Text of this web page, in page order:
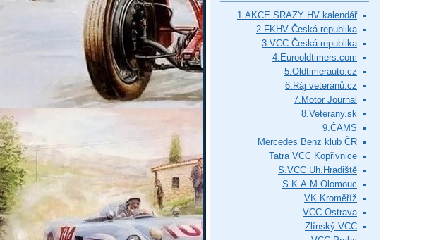
1.AKCE SRAZY HV kalendář
2.FKHV Česká republika
3.VCC Česká republika
4.Eurooldtimers.com
5.Oldtimerauto.cz
6.Ráj veteránů.cz
7.Motor Journal
8.Veterany.sk
9.ČAMS
Mercedes Benz klub ČR
Tatra VCC Kopřivnice
S.VCC Uh.Hradiště
S.K.A.M Olomouc
VK Kroměříž
VCC Ostrava
Zlínský VCC